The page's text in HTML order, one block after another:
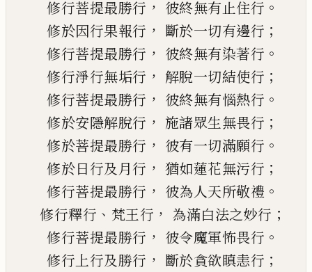
修行菩提最勝行 ， 彼終無有止住行 。
修於因行果報行 ， 斷於一切有邊行 ；
修行菩提最勝行 ， 彼終無有染著行 。
修行淨行無垢行 ， 解脫一切結使行 ；
修行菩提最勝行 ， 彼終無有惱熱行 。
修於安隱解脫行 ， 施諸眾生無畏行 ；
修於菩提最勝行 ， 彼有一切滿願行 。
修於日行及月行 ， 猶如蓮花無污行 ；
修行菩提最勝行 ， 彼為人天所敬禮 。
修行釋行 、 梵王行 ， 為滿白法之妙行 ；
修行菩提最勝行 ， 彼令魔軍怖畏行 。
修行 上行及勝行 ， 斷於貪欲瞋恚行 ；